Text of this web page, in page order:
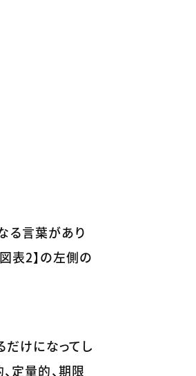
る言葉があり
表2】の左側の
けになってし
定量的、期限